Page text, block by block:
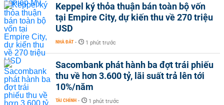
Keppel ký thỏa thuận bán toàn bộ vốn
tại Empire City, dự kiến thu về 270 triệu
USD
NHÀ ĐẤT - 1 phút trước
Sacombank phát hành ba đợt trái phiếu
thu về hơn 3.600 tỷ, lãi suất trả lên tới
10%/năm
TÀI CHÍNH - 1 phút trước